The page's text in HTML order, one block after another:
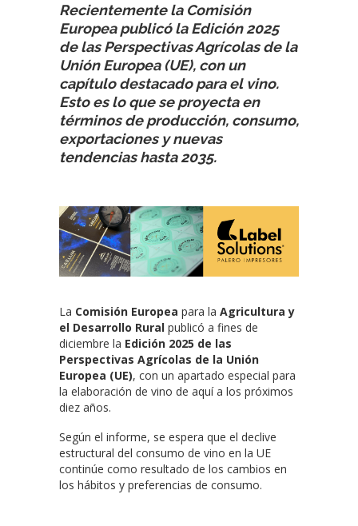
Recientemente la Comisión
Europea publicó la Edición 2025
de las Perspectivas Agrícolas de la
Unión Europea (UE), con un
capítulo destacado para el vino.
Esto es lo que se proyecta en
términos de producción, consumo,
exportaciones y nuevas
tendencias hasta 2035.
La Comisión Europea para la Agricultura y
el Desarrollo Rural publicó a fines de
diciembre la Edición 2025 de las
Perspectivas Agrícolas de la Unión
Europea (UE), con un apartado especial para
la elaboración de vino de aquí a los próximos
diez años.
Según el informe, se espera que el declive
estructural del consumo de vino en la UE
continúe como resultado de los cambios en
los hábitos y preferencias de consumo.